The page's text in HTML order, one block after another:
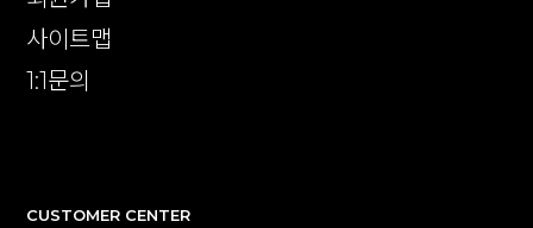
사이트맵
1:1문의
CUSTOMER CENTER